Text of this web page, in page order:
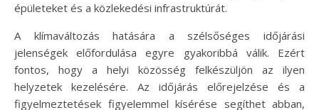
épületeket és a közlekedési infrastruktúrát.
A klímaváltozás hatására a szélsőséges időjárási
jelenségek előfordulása egyre gyakoribbá válik. Ezért
fontos, hogy a helyi közösség felkészüljön az ilyen
helyzetek kezelésére. Az időjárás előrejelzése és a
figyelmeztetések figyelemmel kísérése segíthet abban,